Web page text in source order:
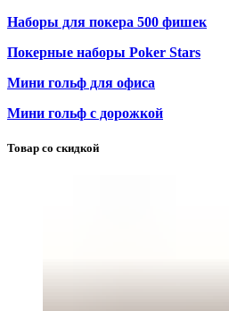
Наборы для покера 500 фишек
Покерные наборы Poker Stars
Мини гольф для офиса
Мини гольф с дорожкой
Товар со скидкой